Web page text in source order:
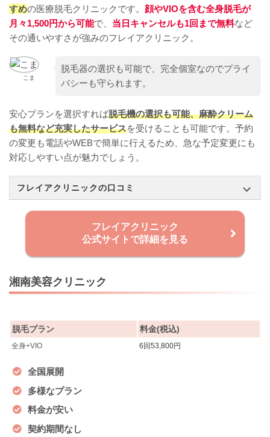
すめの医療脱毛クリニックです。 顔やVIOを含む全身脱毛が
月々1,500円から可能で、 当日キャンセルも1回まで無料など
その通いやすさが強みのフレイアクリニック。
こま
脱毛器の選択も可能で、完全個室なのでプライ
バシーも守られます。
安心プランを選択すれば脱毛機の選択も可能、麻酔クリーム
も無料など充実したサービスを受けることも可能です。予約
の変更も電話やWEBで簡単に行えるため、急な予定変更にも
対応しやすい点が魅力でしょう。
フレイアクリニックの口コミ
フレイアクリニック
公式サイトで詳細を見る
湘南美容クリニック
脱毛プラン 料金(税込)
全身+VIO 6回53,800円
全国展開
多様なプラン
料金が安い
契約期間なし